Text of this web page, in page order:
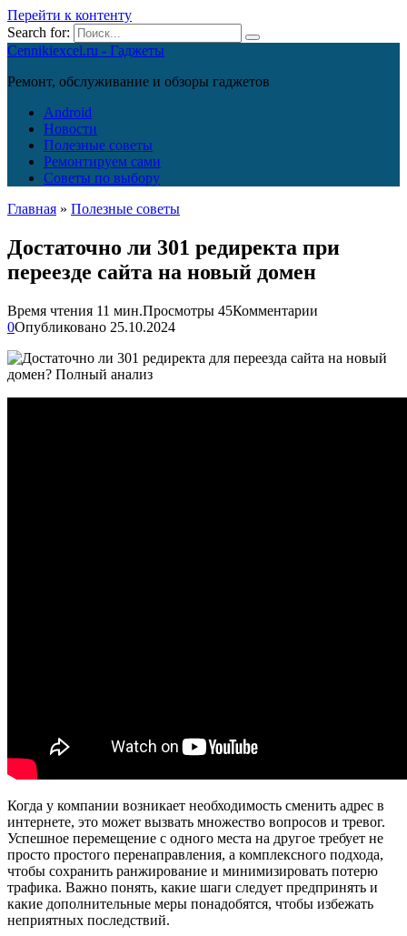
Перейти к контенту
Search for:
Cennikiexcel.ru - Гаджеты
Ремонт, обслуживание и обзоры гаджетов
Android
Новости
Полезные советы
Ремонтируем сами
Советы по выбору
Главная » Полезные советы
Достаточно ли 301 редиректа при
переезде сайта на новый домен
Время чтения 11 мин.Просмотры 45Комментарии
0Опубликовано 25.10.2024
Когда у компании возникает необходимость сменить адрес в
интернете, это может вызвать множество вопросов и тревог.
Успешное перемещение с одного места на другое требует не
просто простого перенаправления, а комплексного подхода,
чтобы сохранить ранжирование и минимизировать потерю
трафика. Важно понять, какие шаги следует предпринять и
какие дополнительные меры понадобятся, чтобы избежать
неприятных последствий.